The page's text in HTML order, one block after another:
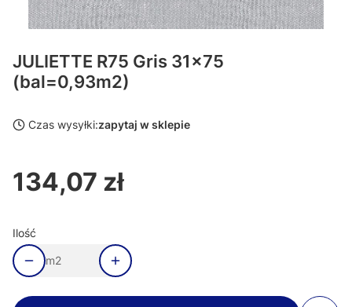
JULIETTE R75 Gris 31x75
(bal=0,93m2)
Czas wysyłki:zapytaj w sklepie
Cena
134,07 zł
Ilość
m2